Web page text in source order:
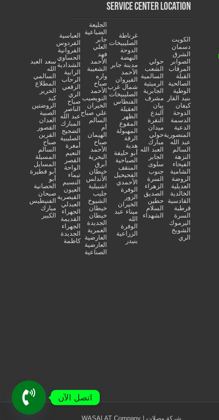
Service Center Location
الكويت
دسمان
الشرق
الصوابر
المرقاب
القبلة
الصالحية
الوطية
بنيد القار
كيفان
الدوحة
الدسمة
الدعية
المنصورية
عبد الله
السالم
النزهة
الفيحاء
الشامية
الروضة
العديلية
الخالدية
القادسية
قرطبة
السرة
اليرموك
الشويخ
الري
حولي
الشعب
السالمية
الرميثية
الجابرية
مشرف
بيان
آلبدع
النقرة
ميدان
حولي
مبارك
العبد الله
الجابر
سلوى
جنوب
السرة
الزهراء
الصديق
حطين
السلام
الشهداء
غرناطة
الصليبيخات
الدوحة
النهضة
مدينة جابر
الأحمد
القيروان
شمال غرب
الصليبيخات
الفنطاس
العقيلة
الظهر
المقوع
المهبولة
الرقة
هدية
أبو حليفة
الصباحية
المنقف
الفحيحيل
الأحمدي
الوفرة
الزور
الخيران
ميناء عبد
الله
الوفرة
الزراعية
بنيدر
الجليعة
الضباعية
جابر
العلي
فهد
الأحمد
الشعيبة
واره
صباح
الأحمد
النويصيب
الخيران
علي صباح
السالم
أم
الهيمان
صباح
الأحمد
البحرية
أبرق
خيطان
الأندلس
اشبيلية
جليب
الشيوخ
خيطان
خيطان
الجديدة
العمرية
العارضية
العارضية
الصناعية
العباسية
الفردوس
الفروانية
الحساوي
الشدادية
الرابية
الرحاب
الرقعي
الري
صباح
الناصر
عبد الله
المبارك
الضجيج
الصليبية
أمغرة
النعيم
القصر
الواحة
تيماء
النسيم
العيون
القيصرية
العبدلي
الجهراء
القديمة
الجهراء
الجديدة
كاظمة
سعد العبد
الله
السالمي
المطلاع
الحرير
كبد
الروضتين
الصبية
العدان
القصور
القرين
صباح
السالم
المسيلة
المسايل
أبو فطيرة
أبو
الحصانية
صبحان
الفنيطيس
مبارك
الكبير
شركة وصلات | WASALAT Company
اتصل الآن